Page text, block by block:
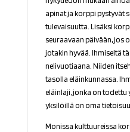
apinat ja korppi pystyvät
tulevaisuutta. Lisäksi
seuraavaan päivään, jos
jotakin hyvää. Ihmiseltä
nelivuotiaana. Niiden
tasolla eläinkunnassa.
eläinlaji, jonka on todettu
yksilöillä on oma
Monissa kulttuureissa